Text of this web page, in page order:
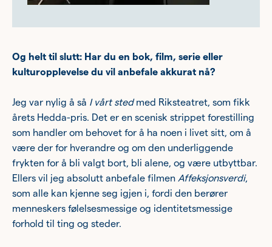
Og helt til slutt: Har du en bok, film, serie eller
kulturopplevelse du vil anbefale akkurat nå?
Jeg var nylig å så I vårt stedmed Riksteatret, som fikk
årets Hedda-pris. Det er en scenisk strippet forestilling
som handler om behovet for å ha noen i livet sitt, om å
være der for hverandre og om den underliggende
frykten for å bli valgt bort, bli alene, og være utbyttbar.
Ellers vil jeg absolutt anbefale filmen Affeksjonsverdi,
som alle kan kjenne seg igjen i, fordi den berører
menneskers følelsesmessige og identitetsmessige
forhold til ting og steder.